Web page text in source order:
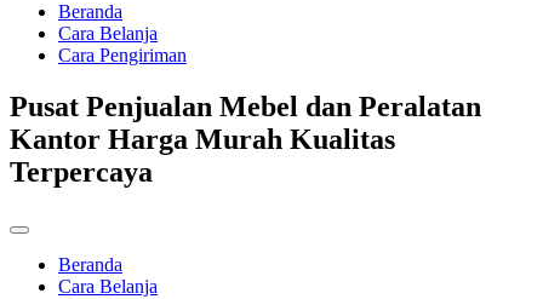
Beranda
Cara Belanja
Cara Pengiriman
Pusat Penjualan Mebel dan Peralatan
Kantor Harga Murah Kualitas
Terpercaya
Beranda
Cara Belanja